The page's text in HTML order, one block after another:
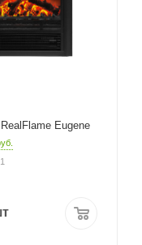
Eugene